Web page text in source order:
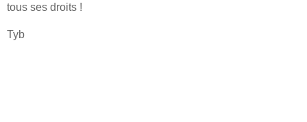
tous ses droits !
Tyb